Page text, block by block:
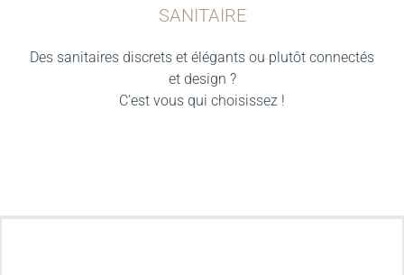
SANITAIRE
Des sanitaires discrets et élégants ou plutôt connectés
et design ?
C’est vous qui choisissez !